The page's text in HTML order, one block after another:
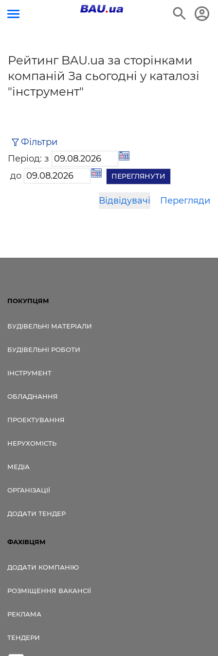
Рейтинг BAU.ua за сторінками
компаній За сьогодні у каталозі
"інструмент"
Фільтри
Період: з
до
Відвідувачі Перегляди
ПОКУПЦЯМ
БУДІВЕЛЬНІ МАТЕРІАЛИ
БУДІВЕЛЬНІ РОБОТИ
ІНСТРУМЕНТ
ОБЛАДНАННЯ
ПРОЕКТУВАННЯ
НЕРУХОМІСТЬ
МЕДІА
ОРГАНІЗАЦІЇ
ДОДАТИ ТЕНДЕР
ФАХІВЦЯМ
ДОДАТИ КОМПАНІЮ
РОЗМІЩЕННЯ ВАКАНСІЇ
РЕКЛАМА
ТЕНДЕРИ